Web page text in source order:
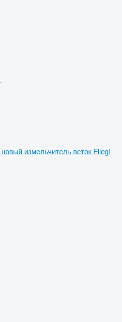
новый измельчитель веток Fliegl